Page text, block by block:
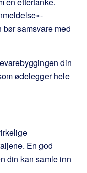
samsvare med
din
ødelegger hele
En god
din kan samle inn